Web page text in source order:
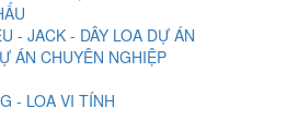
- JACK - DÂY LOA DỰ ÁN
ÁN CHUYÊN NGHIỆP
- LOA VI TÍNH